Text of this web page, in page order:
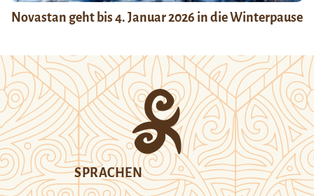
Novastan geht bis 4. Januar 2026 in die Winterpause
SPRACHEN